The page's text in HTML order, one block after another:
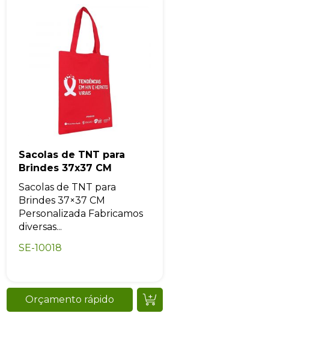
Sacolas de TNT para
Brindes 37x37 CM
Sacolas de TNT para
Brindes 37×37 CM
Personalizada Fabricamos
diversas...
SE-10018
Orçamento rápido
privacidade, utilizaremos seus dados apenas para fins de
marketing. Você pode alterar suas preferências a qualquer
momento.